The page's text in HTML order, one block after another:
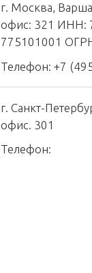
г. Москва,
офис: 321 ИНН:
775101001
Телефон: +7
г. Санкт-
офис. 301
Телефон: